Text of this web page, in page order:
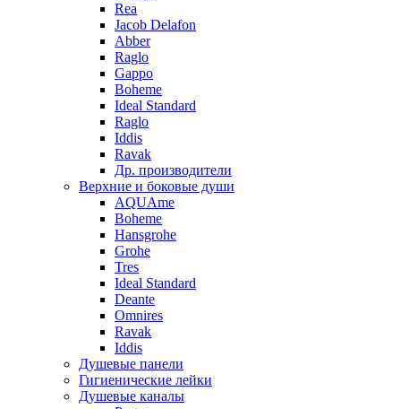
Rea
Jacob Delafon
Abber
Raglo
Gappo
Boheme
Ideal Standard
Raglo
Iddis
Ravak
Др. производители
Верхние и боковые души
AQUAme
Boheme
Hansgrohe
Grohe
Tres
Ideal Standard
Deante
Omnires
Ravak
Iddis
Душевые панели
Гигиенические лейки
Душевые каналы